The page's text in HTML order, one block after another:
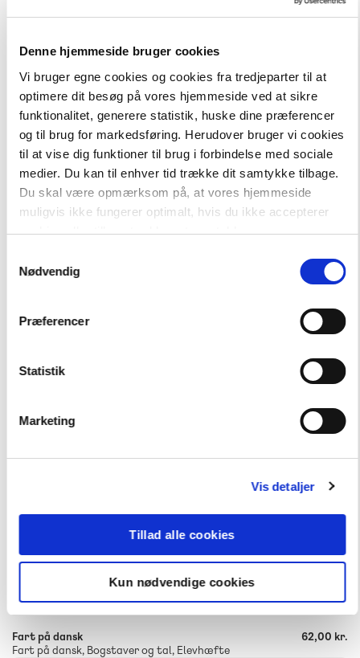
Denne hjemmeside bruger cookies
Vi bruger egne cookies og cookies fra tredjeparter til at
optimere dit besøg på vores hjemmeside ved at sikre
funktionalitet, generere statistik, huske dine præferencer
og til brug for markedsføring. Herudover bruger vi cookies
til at vise dig funktioner til brug i forbindelse med sociale
medier. Du kan til enhver tid trække dit samtykke tilbage.
Du skal være opmærksom på, at vores hjemmeside
muligvis ikke fungerer optimalt, hvis du ikke accepterer
cookies eller tilbagetrækker et samtykke.
Nødvendig
Præferencer
Statistik
Marketing
Vis detaljer
Tillad alle cookies
Kun nødvendige cookies
Skal vi tale dansk
Skal vi tale dansk?, lærervejledning
Andre har også købt
FAG
Dansk
Engangsbog
Fart på dansk
Fart på dansk, Bogstaver og tal, Elevhæfte
62,00 kr.